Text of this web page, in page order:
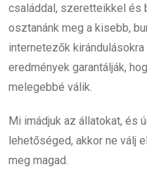
családdal, szeretteikkel és
osztanánk meg a kisebb,
internetezők
eredmények garantálják,
melegebbé válik.
Mi imádjuk az állatokat, és
lehetőséged, akkor ne válj
meg magad.